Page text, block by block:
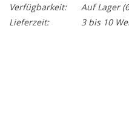
Verfügbarkeit:
Auf Lager
Lieferzeit:
3 bis 10